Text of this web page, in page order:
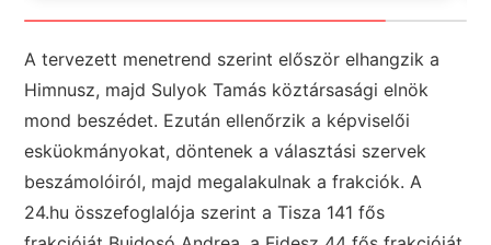
A tervezett menetrend szerint először elhangzik a
Himnusz, majd Sulyok Tamás köztársasági elnök
mond beszédet. Ezután ellenőrzik a képviselői
esküokmányokat, döntenek a választási szervek
beszámolóiról, majd megalakulnak a frakciók. A
24.hu összefoglalója szerint a Tisza 141 fős